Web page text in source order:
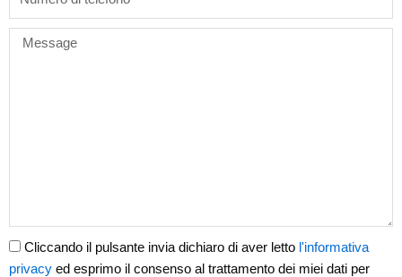
Message
Cliccando il pulsante invia dichiaro di aver letto l'informativa
privacy ed esprimo il consenso al trattamento dei miei dati per